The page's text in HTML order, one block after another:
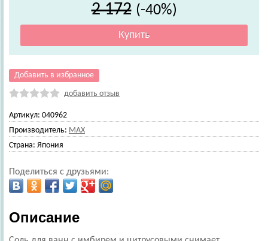
2 172 (-40%)
Добавить в избранное
добавить отзыв
Артикул: 040962
Производитель: MAX
Страна: Япония
Поделиться с друзьями:
Описание